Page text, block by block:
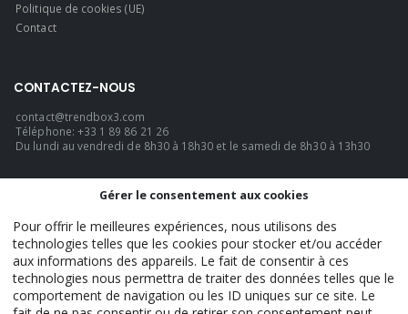
Politique de cookies (UE)
Contact
CONTACTEZ-NOUS
contact@trendbox3.com
Téléphone: +33 1 89 86 21 26
Du lundi au vendredi de 8h30 à 18h30 et le samedi de 8h30 à 13h30
TrendBox3 - Official. © 2026. TOUS DROITS RÉSERVÉS.
Gérer le consentement aux cookies
Pour offrir le meilleures expériences, nous utilisons des
technologies telles que les cookies pour stocker et/ou accéder
aux informations des appareils. Le fait de consentir à ces
technologies nous permettra de traiter des données telles que le
comportement de navigation ou les ID uniques sur ce site. Le